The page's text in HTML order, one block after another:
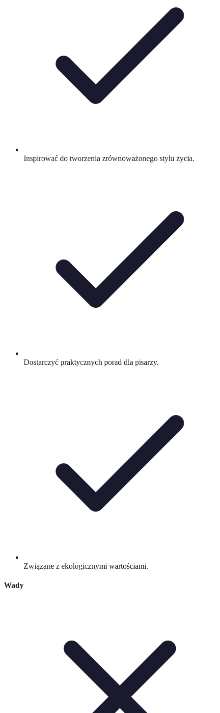
Inspirować do tworzenia zrównoważonego stylu życia.
Dostarczyć praktycznych porad dla pisarzy.
Związane z ekologicznymi wartościami.
Wady